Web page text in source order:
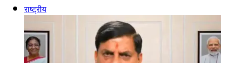
राष्ट्रीय